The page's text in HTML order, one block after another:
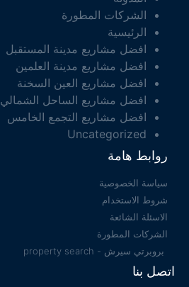
الشركات المطورة
الرئيسية
افضل مشاريع مدينة المستقبل
افضل مشاريع مدينة العلمين
افضل مشاريع العين السخنة
افضل مشاريع الساحل الشمالي
افضل مشاريع التجمع الخامس
Uncategorized
روابط هامة
سياسة الخصوصية
شروط الاستخدام
الاسئلة الشائعة
الشركات المطورة
بروبرتي سيرش - property search
اتصل بنا